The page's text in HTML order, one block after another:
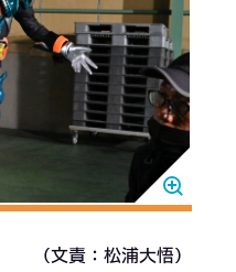
（文責：松浦大悟）